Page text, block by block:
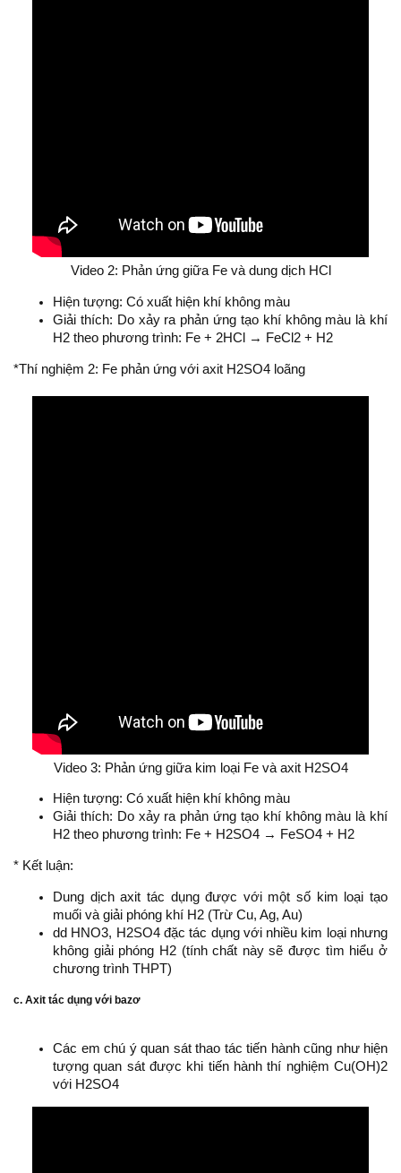
Video 2: Phản ứng giữa Fe và dung dịch HCl​
Hiện tượng: Có xuất hiện khí không màu
Giải thích: Do xảy ra phản ứng tạo khí không màu là khí
H2 theo phương trình: Fe + 2HCl → FeCl2 + H2
*Thí nghiệm 2: Fe phản ứng với axit H2SO4 loãng
Video 3: Phản ứng giữa kim loại Fe và axit H2SO4​
Hiện tượng: Có xuất hiện khí không màu
Giải thích: Do xảy ra phản ứng tạo khí không màu là khí
H2 theo phương trình: Fe + H2SO4 → FeSO4 + H2
* Kết luận:
Dung dịch axit tác dụng được với một số kim loại tạo
muối và giải phóng khí H2 (Trừ Cu, Ag, Au)
dd HNO3, H2SO4 đặc tác dụng với nhiều kim loại nhưng
không giải phóng H2 (tính chất này sẽ được tìm hiểu ở
chương trình THPT)
c. Axit tác dụng với bazơ
Các em chú ý quan sát thao tác tiến hành cũng như hiện
tượng quan sát được khi tiến hành thí nghiệm Cu(OH)2
với H2SO4